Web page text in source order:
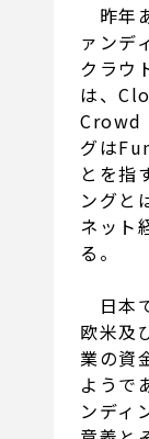
昨年
ァンデ
クラウ
は、
Crowd
グは
とを指
ングと
ネット
る。
日本
欧米及
業の資
ようで
ンディ